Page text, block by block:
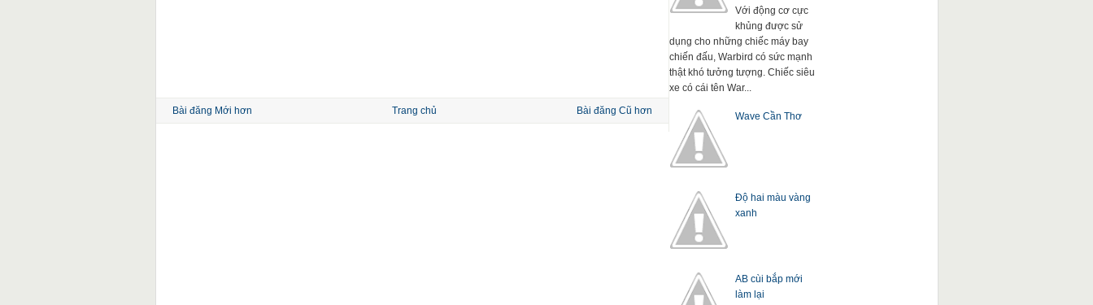
Bài đăng Mới hơn Bài đăng Cũ hơn
Trang chủ
Với động cơ cực
khủng được sử
dụng cho những chiếc máy bay
chiến đấu, Warbird có sức mạnh
thật khó tưởng tượng. Chiếc siêu
xe có cái tên War...
Wave Cần Thơ
Độ hai màu vàng
xanh
AB cùi bắp mới
làm lại